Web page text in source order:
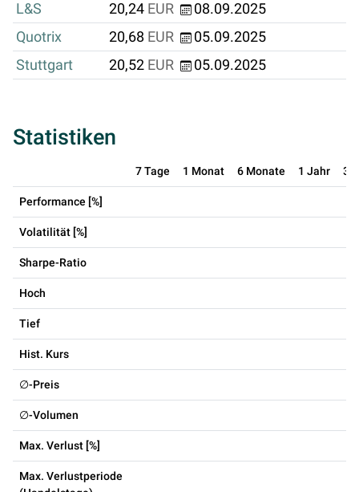
L&S
20,24 EUR
08.09.2025
Quotrix
20,68 EUR
05.09.2025
Stuttgart
20,52 EUR 05.09.2025
Statistiken
7 Tage 1 Monat 6 Monate 1 Jahr 3
Performance [%]
Volatilität [%]
Sharpe-Ratio
Hoch
Tief
Hist. Kurs
∅-Preis
∅-Volumen
Max. Verlust [%]
Max. Verlustperiode